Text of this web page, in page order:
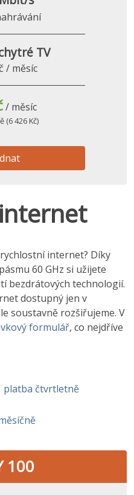
TV
/ měsíc
/ měsíc
(6 426 Kč)
internet? Díky
60 GHz si užijete
bezdrátových technologií.
dostupný jen v
soustavně rozšiřujeme. V
formulář, co nejdříve
platba čtvrtletně
100